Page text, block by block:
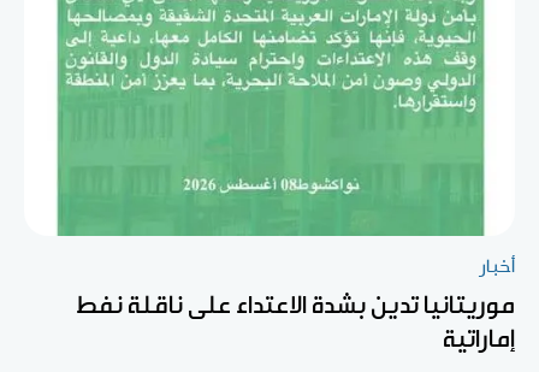
أخبار
موريتانيا تدين بشدة الاعتداء على ناقلة نفط
إماراتية